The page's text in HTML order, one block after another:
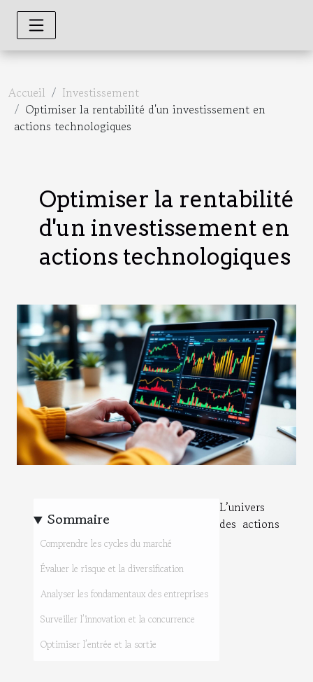
Accueil
Investissement
Optimiser la rentabilité d'un investissement en
actions technologiques
Optimiser la rentabilité
d'un investissement en
actions technologiques
Sommaire
Comprendre les cycles du marché
Évaluer le risque et la diversification
Analyser les fondamentaux des entreprises
Surveiller l’innovation et la concurrence
Optimiser l’entrée et la sortie
L’univers
des actions